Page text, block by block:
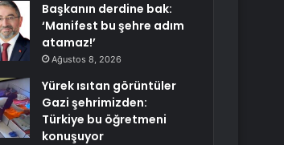
Başkanın derdine bak:
‘Manifest bu şehre adım
atamaz!’
Ağustos 8, 2026
Yürek ısıtan görüntüler
Gazi şehrimizden:
Türkiye bu öğretmeni
konuşuyor